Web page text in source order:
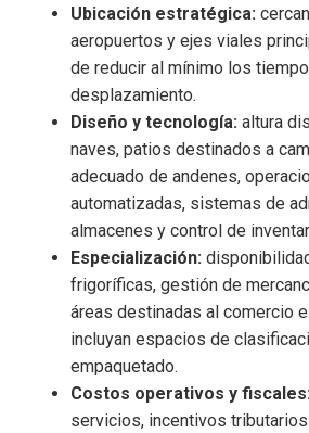
Ubicación estratégica:
aeropuertos y ejes viales
de reducir al mínimo los
desplazamiento.
Diseño y tecnología: altura
naves, patios destinados a
adecuado de andenes,
automatizadas, sistemas de
almacenes y control de
Especialización:
frigoríficas, gestión de
áreas destinadas al comercio
incluyan espacios de
empaquetado.
Costos operativos y
servicios, incentivos